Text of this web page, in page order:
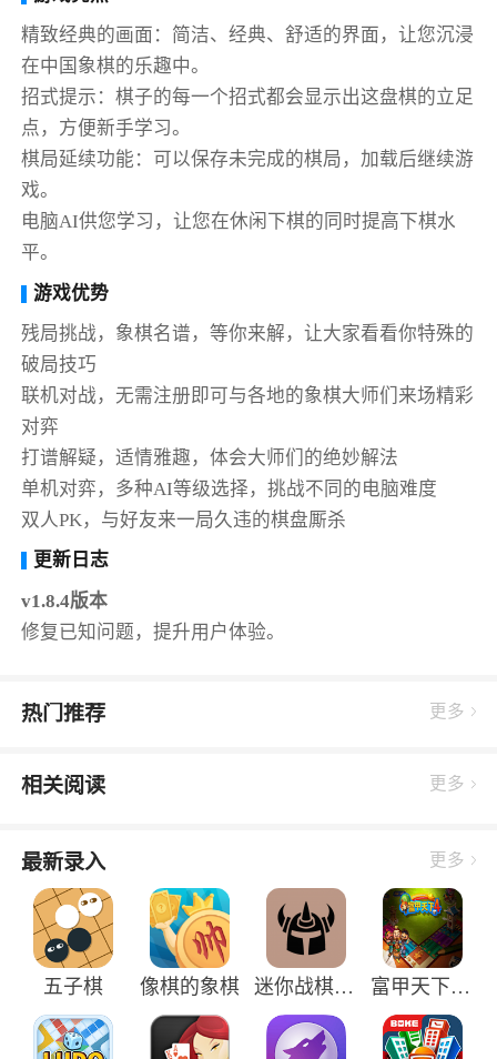
精致经典的画面：简洁、经典、舒适的界面，让您沉浸
在中国象棋的乐趣中。
招式提示：棋子的每一个招式都会显示出这盘棋的立足
点，方便新手学习。
棋局延续功能：可以保存未完成的棋局，加载后继续游
戏。
电脑AI供您学习，让您在休闲下棋的同时提高下棋水
平。
游戏优势
残局挑战，象棋名谱，等你来解，让大家看看你特殊的
破局技巧
联机对战，无需注册即可与各地的象棋大师们来场精彩
对弈
打谱解疑，适情雅趣，体会大师们的绝妙解法
单机对弈，多种AI等级选择，挑战不同的电脑难度
双人PK，与好友来一局久违的棋盘厮杀
更新日志
v1.8.4版本
修复已知问题，提升用户体验。
热门推荐 更多
相关阅读 更多
最新录入 更多
五子棋 像棋的象棋 迷你战棋最新版 富甲天下4手机版